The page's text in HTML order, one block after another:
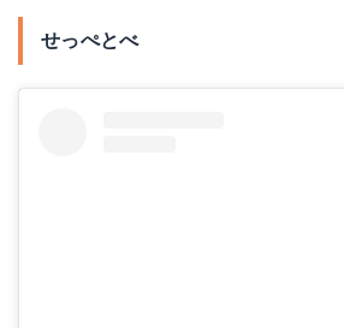
せっぺとべ